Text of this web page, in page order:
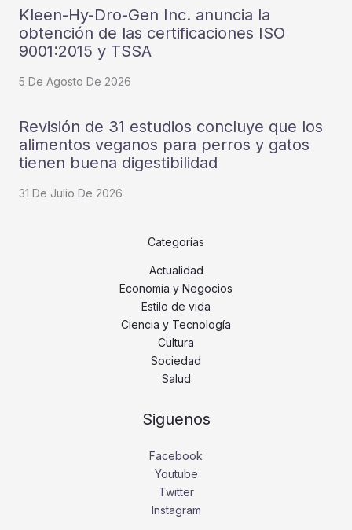
Kleen-Hy-Dro-Gen Inc. anuncia la
obtención de las certificaciones ISO
9001:2015 y TSSA
5 De Agosto De 2026
Revisión de 31 estudios concluye que los
alimentos veganos para perros y gatos
tienen buena digestibilidad
31 De Julio De 2026
Categorías
Actualidad
Economía y Negocios
Estilo de vida
Ciencia y Tecnología
Cultura
Sociedad
Salud
Siguenos
Facebook
Youtube
Twitter
Instagram